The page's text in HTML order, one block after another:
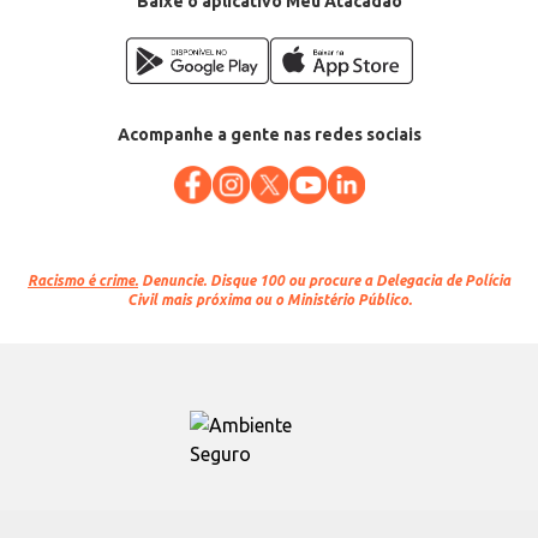
Acompanhe a gente nas redes sociais
Racismo é crime. Denuncie. Disque 100 ou procure a Delegacia de Polícia
Civil mais próxima ou o Ministério Público.